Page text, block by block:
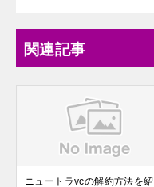
関連記事
ニュートラvcの解約方法を紹